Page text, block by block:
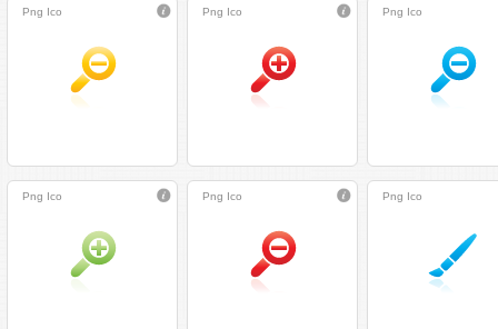
Png Ico Png Ico Png Ico
Png Ico Png Ico Png Ico